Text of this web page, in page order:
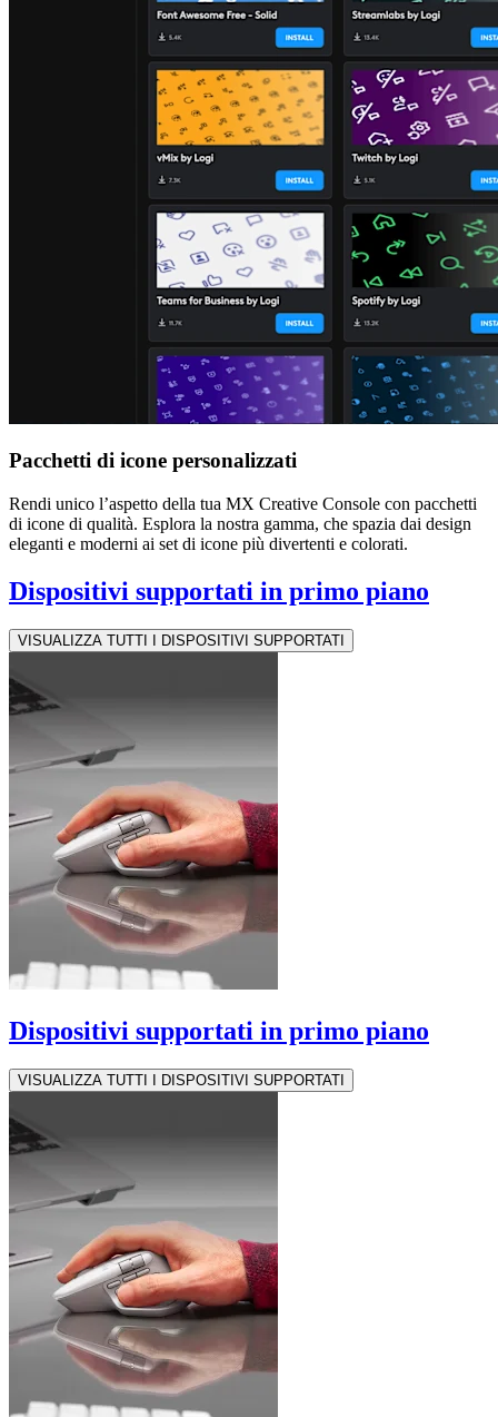
Pacchetti di icone personalizzati
Rendi unico l’aspetto della tua MX Creative Console con pacchetti
di icone di qualità. Esplora la nostra gamma, che spazia dai design
eleganti e moderni ai set di icone più divertenti e colorati.
Dispositivi supportati in primo piano
VISUALIZZA TUTTI I DISPOSITIVI SUPPORTATI
Dispositivi supportati in primo piano
VISUALIZZA TUTTI I DISPOSITIVI SUPPORTATI